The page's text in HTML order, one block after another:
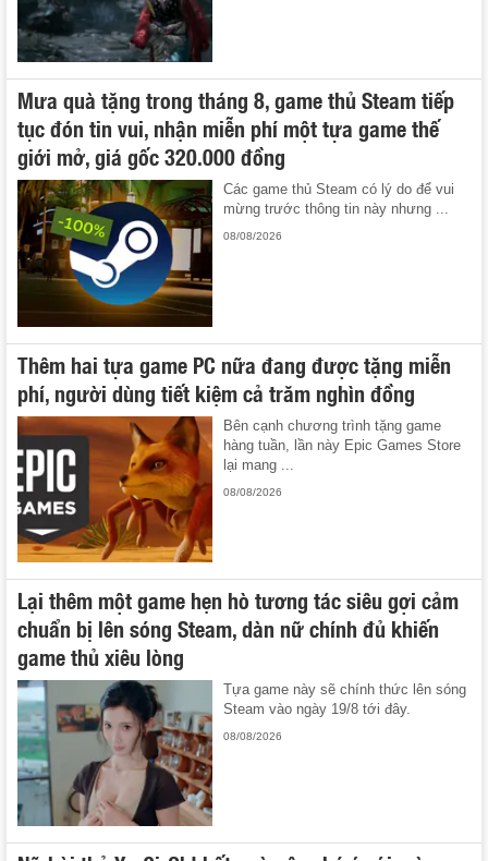
Mưa quà tặng trong tháng 8, game thủ Steam tiếp
tục đón tin vui, nhận miễn phí một tựa game thế
giới mở, giá gốc 320.000 đồng
Các game thủ Steam có lý do để vui
mừng trước thông tin này nhưng ...
08/08/2026
Thêm hai tựa game PC nữa đang được tặng miễn
phí, người dùng tiết kiệm cả trăm nghìn đồng
Bên cạnh chương trình tặng game
hàng tuần, lần này Epic Games Store
lại mang ...
08/08/2026
Lại thêm một game hẹn hò tương tác siêu gợi cảm
chuẩn bị lên sóng Steam, dàn nữ chính đủ khiến
game thủ xiêu lòng
Tựa game này sẽ chính thức lên sóng
Steam vào ngày 19/8 tới đây.
08/08/2026